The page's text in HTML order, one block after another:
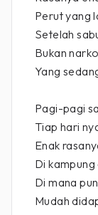
Perut yang
Setelah
Bukan
Yang
Pagi-pagi
Tiap hari
Enak
Di
Di mana
Mudah